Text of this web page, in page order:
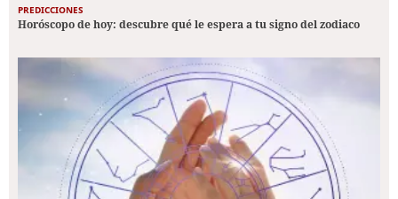
PREDICCIONES
Horóscopo de hoy: descubre qué le espera a tu signo del zodiaco